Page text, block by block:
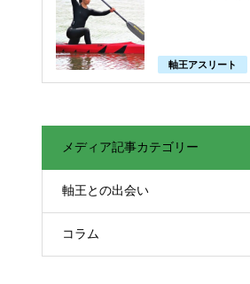
軸王アスリート
メディア記事カテゴリー
軸王との出会い
コラム